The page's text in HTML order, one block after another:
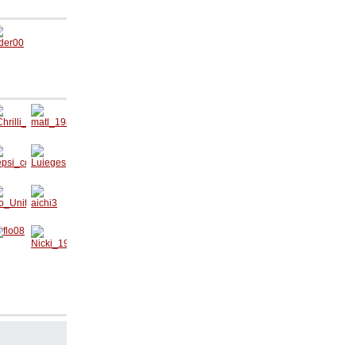
matl_1
988
Luieges
aichi3